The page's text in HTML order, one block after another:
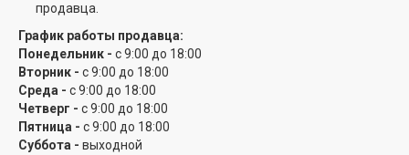
продавца.
График работы продавца:
Понедельник - с 9:00 до 18:00
Вторник - с 9:00 до 18:00
Среда - с 9:00 до 18:00
Четверг - с 9:00 до 18:00
Пятница - с 9:00 до 18:00
Суббота - выходной